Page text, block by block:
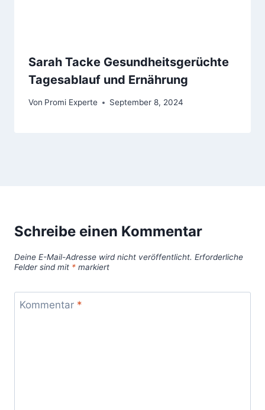
Sarah Tacke Gesundheitsgerüchte
Tagesablauf und Ernährung
Von Promi Experte September 8, 2024
Schreibe einen Kommentar
Deine E-Mail-Adresse wird nicht veröffentlicht. Erforderliche
Felder sind mit * markiert
Kommentar *